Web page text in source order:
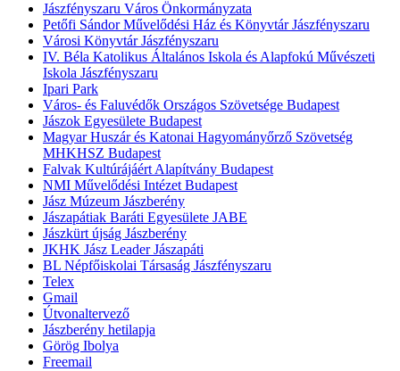
Jászfényszaru Város Önkormányzata
Petőfi Sándor Művelődési Ház és Könyvtár Jászfényszaru
Városi Könyvtár Jászfényszaru
IV. Béla Katolikus Általános Iskola és Alapfokú Művészeti
Iskola Jászfényszaru
Ipari Park
Város- és Faluvédők Országos Szövetsége Budapest
Jászok Egyesülete Budapest
Magyar Huszár és Katonai Hagyományőrző Szövetség
MHKHSZ Budapest
Falvak Kultúrájáért Alapítvány Budapest
NMI Művelődési Intézet Budapest
Jász Múzeum Jászberény
Jászapátiak Baráti Egyesülete JABE
Jászkürt újság Jászberény
JKHK Jász Leader Jászapáti
BL Népfőiskolai Társaság Jászfényszaru
Telex
Gmail
Útvonaltervező
Jászberény hetilapja
Görög Ibolya
Freemail